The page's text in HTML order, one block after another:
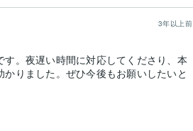
3年以上前
。夜遅い時間に対応してくださり、本
りました。ぜひ今後もお願いしたいと